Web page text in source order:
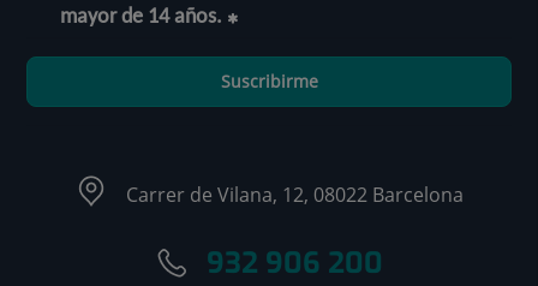
mayor de 14 años.
Suscribirme
Carrer de Vilana, 12, 08022 Barcelona
932 906 200